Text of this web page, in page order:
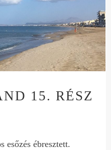
15. RÉSZ
esőzés ébresztett.